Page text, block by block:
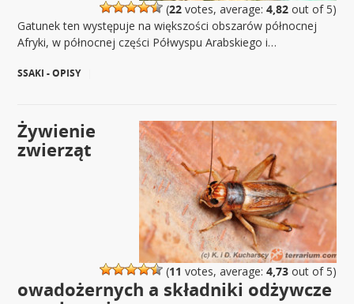
(22votes, average: 4,82out of 5)
Gatunek ten występuje na większości obszarów północnej
Afryki, w północnej części Półwyspu Arabskiego i…
SSAKI - OPISY
(11 votes, average: 4,73out of 5)
Żywienie
zwierząt
owadożernych a składniki odżywcze